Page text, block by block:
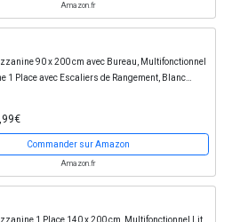
Amazon.fr
90 x 200 cm avec Bureau, Multifonctionnel
1 Place avec Escaliers de Rangement, Blanc
Commander sur Amazon
Amazon.fr
1 Place 140 x 200 cm, Multifonctionnel Lit